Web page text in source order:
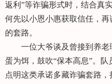
返利”等诈骗形式时，结合真
何先以小恩小惠获取信任，
的套路。
一位大爷谈及曾接到养老
蛋为饵，鼓吹“保本高息”。队
点明这类承诺多藏诈骗套路，